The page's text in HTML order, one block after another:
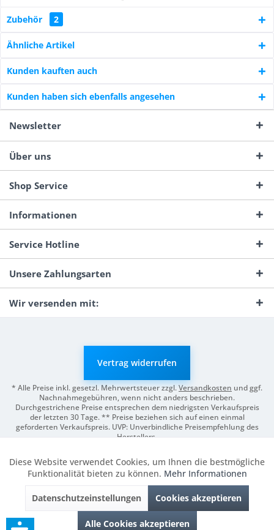
Zubehör 2
Ähnliche Artikel
Kunden kauften auch
Kunden haben sich ebenfalls angesehen
Newsletter
Über uns
Shop Service
Informationen
Service Hotline
Unsere Zahlungsarten
Wir versenden mit:
Vertrag widerrufen
* Alle Preise inkl. gesetzl. Mehrwertsteuer zzgl.Versandkosten und ggf.
Nachnahmegebühren, wenn nicht anders beschrieben.
Durchgestrichene Preise entsprechen dem niedrigsten Verkaufspreis
der letzten 30 Tage. ** Preise beziehen sich auf einen einmal
geforderten Verkaufspreis. UVP: Unverbindliche Preisempfehlung des
Herstellers.
Funktionale Aktiv
Marketing Inaktiv
Diese Website verwendet Cookies, um Ihnen die bestmögliche
Funktionalität bieten zu können. Mehr Informationen
Datenschutzeinstellungen Cookies akzeptieren
Alle Cookies akzeptieren